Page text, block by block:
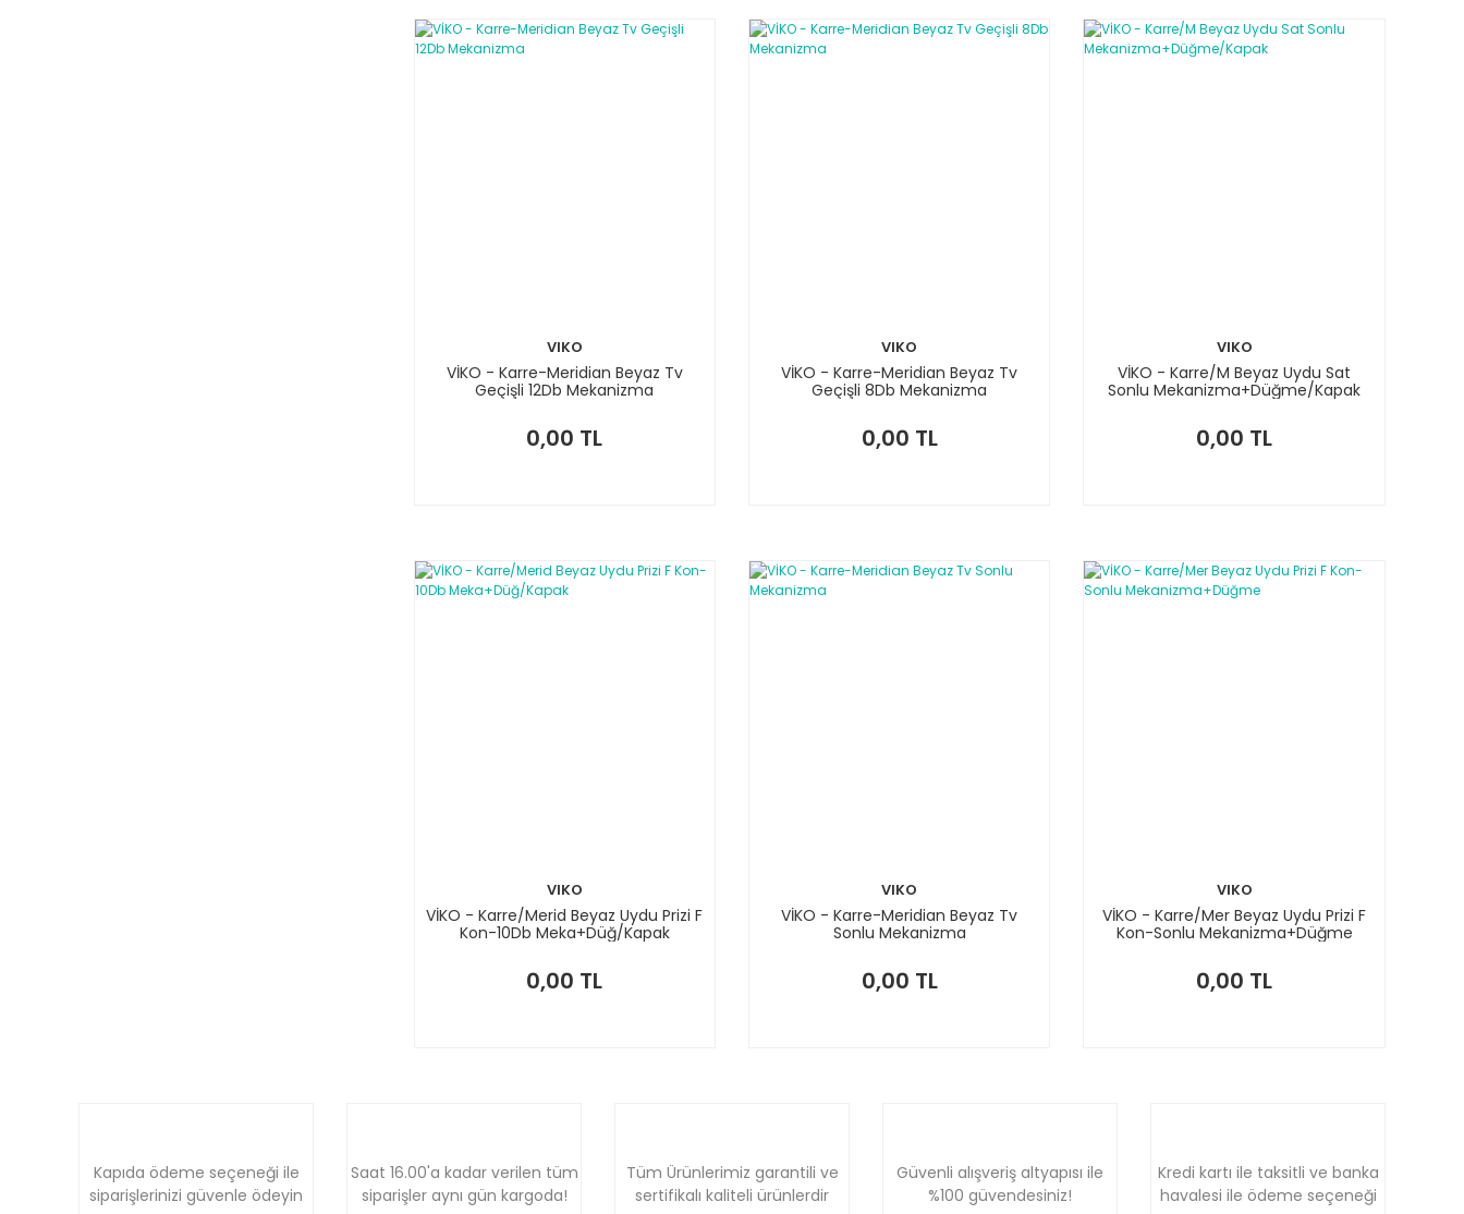
VIKO
VİKO - Karre-Meridian Beyaz Tv
Geçişli 12Db Mekanizma
0,00 TL
VIKO
VİKO - Karre-Meridian Beyaz Tv
Geçişli 8Db Mekanizma
0,00 TL
VIKO
VİKO - Karre/M Beyaz Uydu Sat
Sonlu Mekanizma+Düğme/Kapak
0,00 TL
VIKO
VİKO - Karre/Merid Beyaz Uydu Prizi F
Kon-10Db Meka+Düğ/Kapak
0,00 TL
VIKO
VİKO - Karre-Meridian Beyaz Tv
Sonlu Mekanizma
0,00 TL
VIKO
VİKO - Karre/Mer Beyaz Uydu Prizi F
Kon-Sonlu Mekanizma+Düğme
0,00 TL
Kapıda ödeme seçeneği ile
siparişlerinizi güvenle ödeyin
Saat 16.00'a kadar verilen tüm
siparişler aynı gün kargoda!
Tüm Ürünlerimiz garantili ve
sertifikalı kaliteli ürünlerdir
Güvenli alışveriş altyapısı ile
%100 güvendesiniz!
Kredi kartı ile taksitli ve banka
havalesi ile ödeme seçeneği